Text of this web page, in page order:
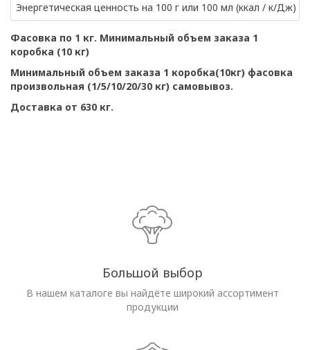
Энергетическая ценность на 100 г или 100 мл (ккал / к/Дж)
Фасовка по 1 кг. Минимальный объем заказа 1
коробка (10 кг)
Минимальный объем заказа 1 коробка(10кг) фасовка
произвольная (1/5/10/20/30 кг) самовывоз.
Доставка от 630 кг.
Большой выбор
В нашем каталоге вы найдёте широкий ассортимент
продукции